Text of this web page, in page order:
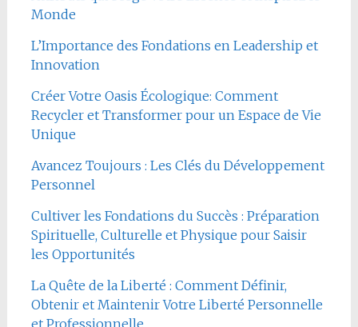
Monde
L’Importance des Fondations en Leadership et
Innovation
Créer Votre Oasis Écologique: Comment
Recycler et Transformer pour un Espace de Vie
Unique
Avancez Toujours : Les Clés du Développement
Personnel
Cultiver les Fondations du Succès : Préparation
Spirituelle, Culturelle et Physique pour Saisir
les Opportunités
La Quête de la Liberté : Comment Définir,
Obtenir et Maintenir Votre Liberté Personnelle